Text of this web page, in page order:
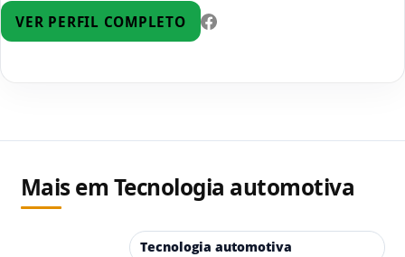
VER PERFIL COMPLETO
Mais em Tecnologia automotiva
Tecnologia automotiva